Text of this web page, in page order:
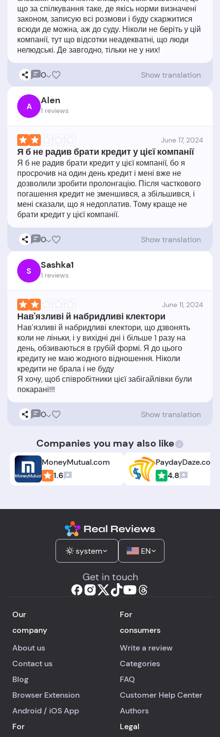
що за спілкування таке, де якісь норми визначені
законом, записую всі розмови і буду скаржитися
всюди де можна, аж до суду. Ніколи не беріть у цій
компанії, тут що відсотки неадекватні, що люди
0 Show translation
A Alen
1 reviews
June 17, 2024
Я б не радив брати кредит у цієї компанії
Я б не радив брати кредит у цієї компанії, бо я
просрочив на один день кредит і мені вже не
дозволили зробити пролонгацію. Після часткового
погашення кредит не зменшився, а збільшився, і
мені сказали, що я недоплатив. Тому краще не
0 Show translation
S Sashka1
1 reviews
June 11, 2024
Нав'язливі й набридливі клектори
Нав'язливі й набридливі клектори, що дзвонять
коли не ліньки, і у вихідні дні і більше 1 разу на
день, обзиваються в грубій формі. Я до цього
кредиту не маю жодного відношення. Ніколи
кредити не брала і не буду
Я хочу, щоб співробітники цієї забігайлівки були
0 Show translation
Companies you may also like
MoneyMutual.com
1.6
PaydayDaze.com
4.8
system EN
Get in touch
Our
company
About us
Contact us
Blog
Browser Extension
Android/ iOSApp
For
consumers
Write a review
Categories
FAQ
Customer Help Center
Authors
For
Legal